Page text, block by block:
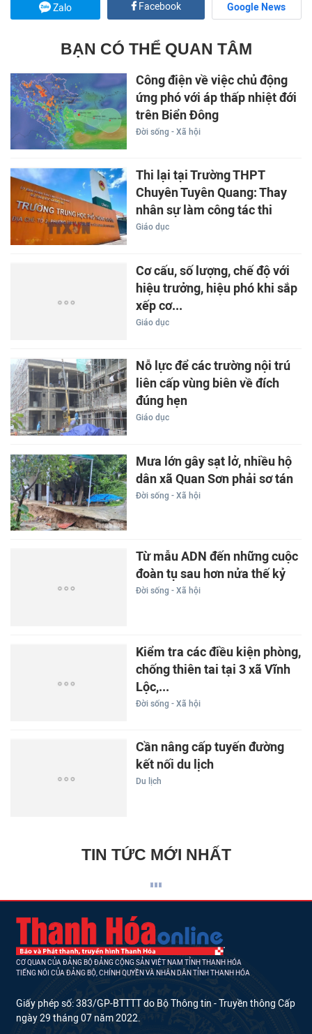
Zalo Facebook Google News
BẠN CÓ THỂ QUAN TÂM
Công điện về việc chủ động
ứng phó với áp thấp nhiệt đới
trên Biển Đông
Đời sống - Xã hội
Thi lại tại Trường THPT
Chuyên Tuyên Quang: Thay
nhân sự làm công tác thi
Giáo dục
Cơ cấu, số lượng, chế độ với
hiệu trưởng, hiệu phó khi sắp
xếp cơ...
Giáo dục
Nỗ lực để các trường nội trú
liên cấp vùng biên về đích
đúng hẹn
Giáo dục
Mưa lớn gây sạt lở, nhiều hộ
dân xã Quan Sơn phải sơ tán
Đời sống - Xã hội
Từ mẫu ADN đến những cuộc
đoàn tụ sau hơn nửa thế kỷ
Đời sống - Xã hội
Kiểm tra các điều kiện phòng,
chống thiên tai tại 3 xã Vĩnh
Lộc,...
Đời sống - Xã hội
Cần nâng cấp tuyến đường
kết nối du lịch
Du lịch
TIN TỨC MỚI NHẤT
CƠ QUAN CỦA ĐẢNG BỘ ĐẢNG CỘNG SẢN VIỆT NAM TỈNH THANH HÓA
TIẾNG NÓI CỦA ĐẢNG BỘ, CHÍNH QUYỀN VÀ NHÂN DÂN TỈNH THANH HÓA
Giấy phép số: 383/GP-BTTTT do Bộ Thông tin - Truyền thông Cấp
ngày 29 tháng 07 năm 2022.